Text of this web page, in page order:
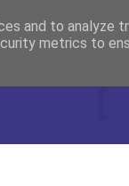
and to analyze
metrics to